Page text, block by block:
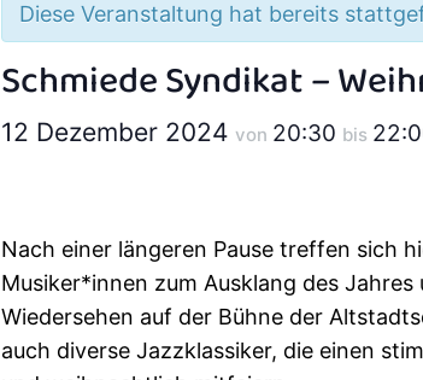
Diese Veranstaltung hat bereits
Schmiede Syndikat –
12 Dezember 2024von 20:30 bis
Nach einer längeren Pause treffen sich
Musiker*innen zum Ausklang des
Wiedersehen auf der Bühne der
auch diverse Jazzklassiker, die einen